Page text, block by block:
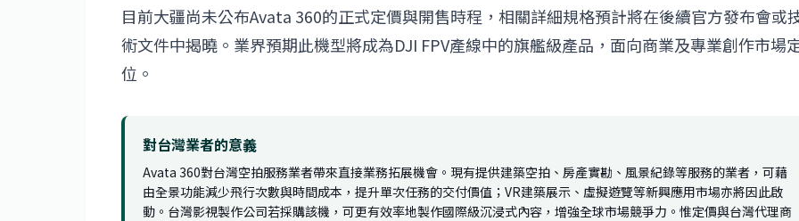
目前大疆尚未公布Avata 360的正式定價與開售時程，相關詳細規格預計將在後續官方發布會或
術文件中揭曉。業界預期此機型將成為DJI FPV產線中的旗艦級產品，面向商業及專業創作市場
位。
對台灣業者的意義
Avata 360對台灣空拍服務業者帶來直接業務拓展機會。現有提供建築空拍、房產實勘、風景紀錄等服務的業者，可藉
由全景功能減少飛行次數與時間成本，提升單次任務的交付價值；VR建築展示、虛擬遊覽等新興應用市場亦將因此啟
動。台灣影視製作公司若採購該機，可更有效率地製作國際級沉浸式內容，增強全球市場競爭力。惟定價與台灣代理商